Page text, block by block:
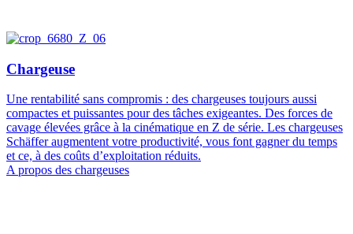
Chargeuse
Une rentabilité sans compromis : des chargeuses toujours aussi
compactes et puissantes pour des tâches exigeantes. Des forces de
cavage élevées grâce à la cinématique en Z de série. Les chargeuses
Schäffer augmentent votre productivité, vous font gagner du temps
et ce, à des coûts d’exploitation réduits.
A propos des chargeuses